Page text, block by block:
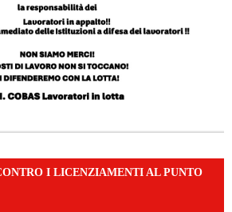
I LICENZIAMENTI AL PUNTO